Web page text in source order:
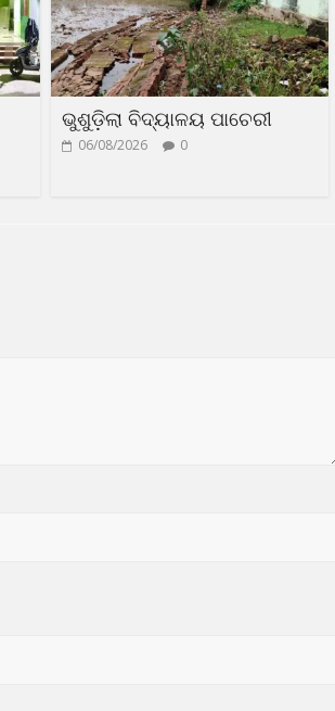
ଭୁଶୁଡ଼ିଲା ବିଦ୍ୟାଳୟ ପାଚେରୀ
06/08/2026 0